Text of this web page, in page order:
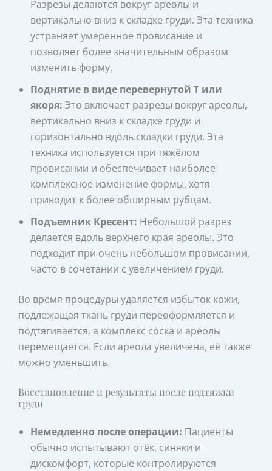
Разрезы делаются вокруг ареолы и
вертикально вниз к складке груди. Эта техника
устраняет умеренное провисание и
позволяет более значительным образом
изменить форму.
Поднятие в виде перевернутой Т или
якоря: Это включает разрезы вокруг ареолы,
вертикально вниз к складке груди и
горизонтально вдоль складки груди. Эта
техника используется при тяжёлом
провисании и обеспечивает наиболее
комплексное изменение формы, хотя
приводит к более обширным рубцам.
Подъемник Кресент: Небольшой разрез
делается вдоль верхнего края ареолы. Это
подходит при очень небольшом провисании,
часто в сочетании с увеличением груди.
Во время процедуры удаляется избыток кожи,
подлежащая ткань груди переоформляется и
подтягивается, а комплекс соска и ареолы
перемещается. Если ареола увеличена, её также
можно уменьшить.
Восстановление и результаты после подтяжки
груди
Немедленно после операции: Пациенты
обычно испытывают отёк, синяки и
дискомфорт, которые контролируются